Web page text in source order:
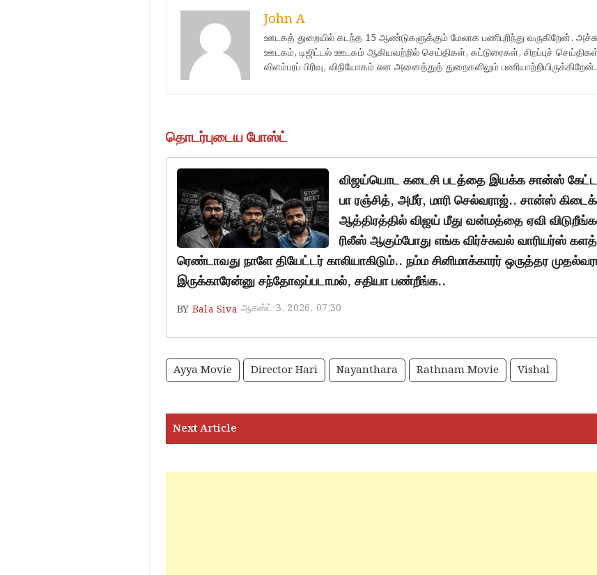
John A
ஊடகத் துறையில் கடந்த 15 ஆண்டுகளுக்கும் மேலாக பணிபுரிந்து வருகிறேன்.
ஊடகம், டிஜிட்டல் ஊடகம் ஆகியவற்றில் செய்திகள், கட்டுரைகள், சிறப்புச்
விளம்பரப் பிரிவு, விநியோகம் என அனைத்துத் துறைகளிலும் பணியாற்றியிருக்கிறேன்.
தொடர்புடைய போஸ்ட்
விஜய்யொட கடைசி படத்தை இயக்க சான்ஸ் கேட்ட
பா ரஞ்சித், அமீர், மாரி செல்வராஜ்.. சான்ஸ்
ஆத்திரத்தில் விஜய் மீது வன்மத்தை ஏவி
ரிலீஸ் ஆகும்போது எங்க விர்ச்சுவல் வாரியர்ஸ்
ரெண்டாவது நாளே தியேட்டர் காலியாகிடும்.. நம்ம சினிமாக்காரர் ஒருத்தர
இருக்காரேன்னு சந்தோஷப்படாமல், சதியா பண்றீங்க..
BY Bala Siva ஆகஸ்ட் 3, 2026, 07:30
Ayya Movie Director Hari Nayanthara Rathnam Movie Vishal